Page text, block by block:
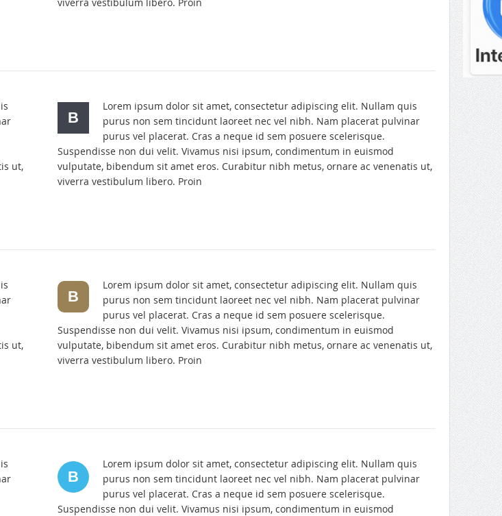
ut,
B
Lorem ipsum dolor sit amet, consectetur adipiscing elit. Nullam quis
purus non sem tincidunt laoreet nec vel nibh. Nam placerat pulvinar
purus vel placerat. Cras a neque id sem posuere scelerisque.
Suspendisse non dui velit. Vivamus nisi ipsum, condimentum in euismod
vulputate, bibendum sit amet eros. Curabitur nibh metus, ornare ac venenatis ut,
viverra vestibulum libero. Proin
ut,
B
Lorem ipsum dolor sit amet, consectetur adipiscing elit. Nullam quis
purus non sem tincidunt laoreet nec vel nibh. Nam placerat pulvinar
purus vel placerat. Cras a neque id sem posuere scelerisque.
Suspendisse non dui velit. Vivamus nisi ipsum, condimentum in euismod
vulputate, bibendum sit amet eros. Curabitur nibh metus, ornare ac venenatis ut,
viverra vestibulum libero. Proin
B
Lorem ipsum dolor sit amet, consectetur adipiscing elit. Nullam quis
purus non sem tincidunt laoreet nec vel nibh. Nam placerat pulvinar
purus vel placerat. Cras a neque id sem posuere scelerisque.
Suspendisse non dui velit. Vivamus nisi ipsum, condimentum in euismod